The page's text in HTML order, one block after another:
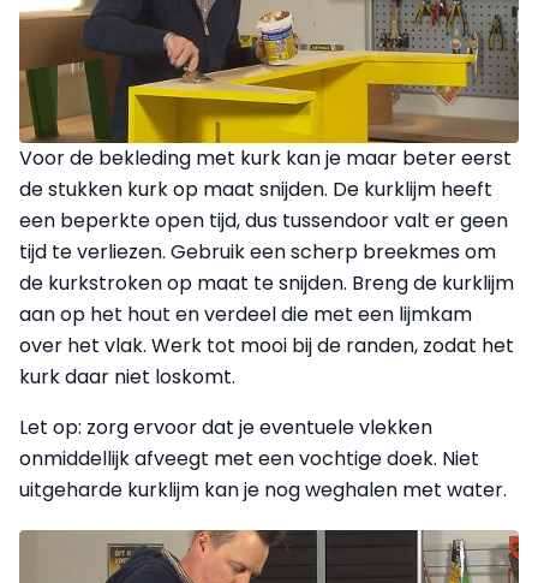
Voor de bekleding met kurk kan je maar beter eerst
de stukken kurk op maat snijden. De kurklijm heeft
een beperkte open tijd, dus tussendoor valt er geen
tijd te verliezen. Gebruik een scherp breek­mes om
de kurkstroken op maat te snijden. Breng de kurklijm
aan op het hout en verdeel die met een lijmkam
over het vlak. Werk tot mooi bij de randen, zodat het
kurk daar niet loskomt.
Let op: zorg ervoor dat je eventuele vlekken
onmiddellijk afveegt met een vochtige doek. Niet
uitge­harde kurklijm kan je nog weghalen met water.